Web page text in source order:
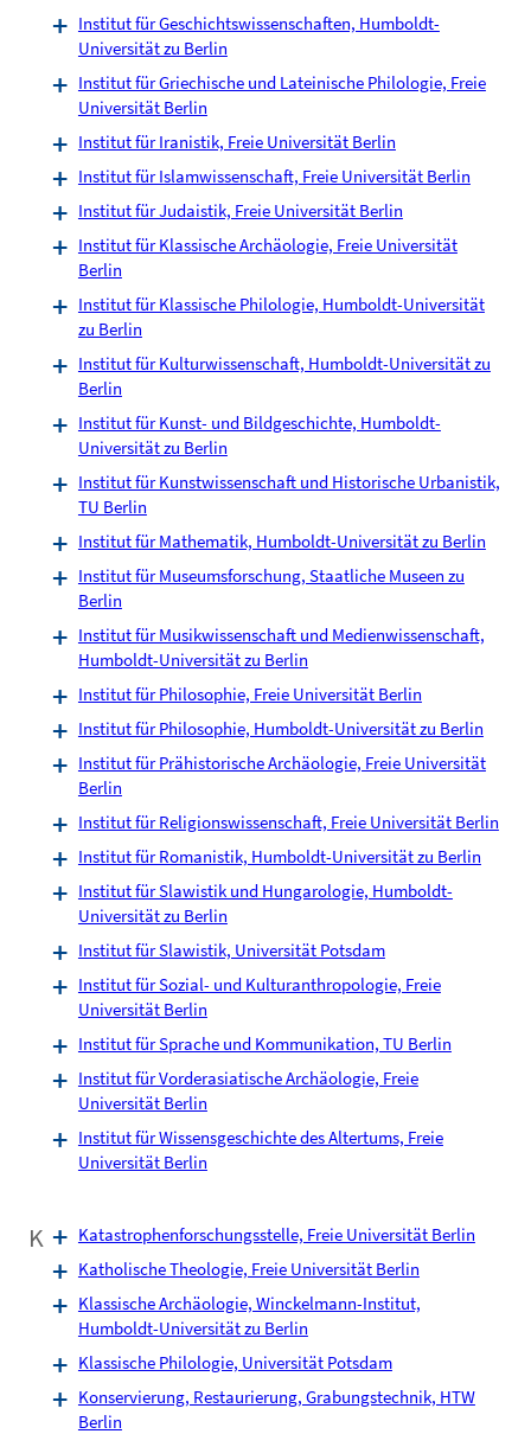
Institut für Geschichtswissenschaften, Humboldt-
Universität zu Berlin
Institut für Griechische und Lateinische Philologie, Freie
Universität Berlin
Institut für Iranistik, Freie Universität Berlin
Institut für Islamwissenschaft, Freie Universität Berlin
Institut für Judaistik, Freie Universität Berlin
Institut für Klassische Archäologie, Freie Universität
Berlin
Institut für Klassische Philologie, Humboldt-Universität
zu Berlin
Institut für Kulturwissenschaft, Humboldt-Universität zu
Berlin
Institut für Kunst- und Bildgeschichte, Humboldt-
Universität zu Berlin
Institut für Kunstwissenschaft und Historische Urbanistik,
TU Berlin
Institut für Mathematik, Humboldt-Universität zu Berlin
Institut für Museumsforschung, Staatliche Museen zu
Berlin
Institut für Musikwissenschaft und Medienwissenschaft,
Humboldt-Universität zu Berlin
Institut für Philosophie, Freie Universität Berlin
Institut für Philosophie, Humboldt-Universität zu Berlin
Institut für Prähistorische Archäologie, Freie Universität
Berlin
Institut für Religionswissenschaft, Freie Universität Berlin
Institut für Romanistik, Humboldt-Universität zu Berlin
Institut für Slawistik und Hungarologie, Humboldt-
Universität zu Berlin
Institut für Slawistik, Universität Potsdam
Institut für Sozial- und Kulturanthropologie, Freie
Universität Berlin
Institut für Sprache und Kommunikation, TU Berlin
Institut für Vorderasiatische Archäologie, Freie
Universität Berlin
Institut für Wissensgeschichte des Altertums, Freie
Universität Berlin
K
Katastrophenforschungsstelle, Freie Universität Berlin
Katholische Theologie, Freie Universität Berlin
Klassische Archäologie, Winckelmann-Institut,
Humboldt-Universität zu Berlin
Klassische Philologie, Universität Potsdam
Konservierung, Restaurierung, Grabungstechnik, HTW
Berlin